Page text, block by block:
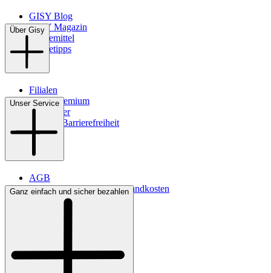
GISY Blog
GISY Magazin
Pflegemittel
Pflegetipps
Über Gisy
Filialen
WMS-Premium
Newsletter
Digitale Barrierefreiheit
Unser Service
AGB
Lieferbedingungen & Versandkosten
Bezahlung
Ganz einfach und sicher bezahlen